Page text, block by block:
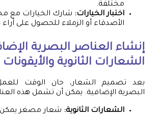
مختلفة.
اختبار الخيارات: شارك الخيارات مع
الأصدقاء أو الزملاء للحصول على
إنشاء العناصر البصرية
الشعارات الثانوية والأيقونات
بعد تصميم الشعار، حان الوقت
البصرية الإضافية. يمكن أن تشمل هذه
الشعارات الثانوية: شعار مصغر